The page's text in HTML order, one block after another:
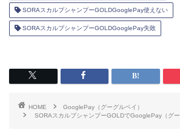
SORAスカルプシャンプーGOLDGooglePay使えない
SORAスカルプシャンプーGOLDGooglePay失敗
HOME
GooglePay（グーグルペイ）
SORAスカルプシャンプーGOLDでGooglePay（グ